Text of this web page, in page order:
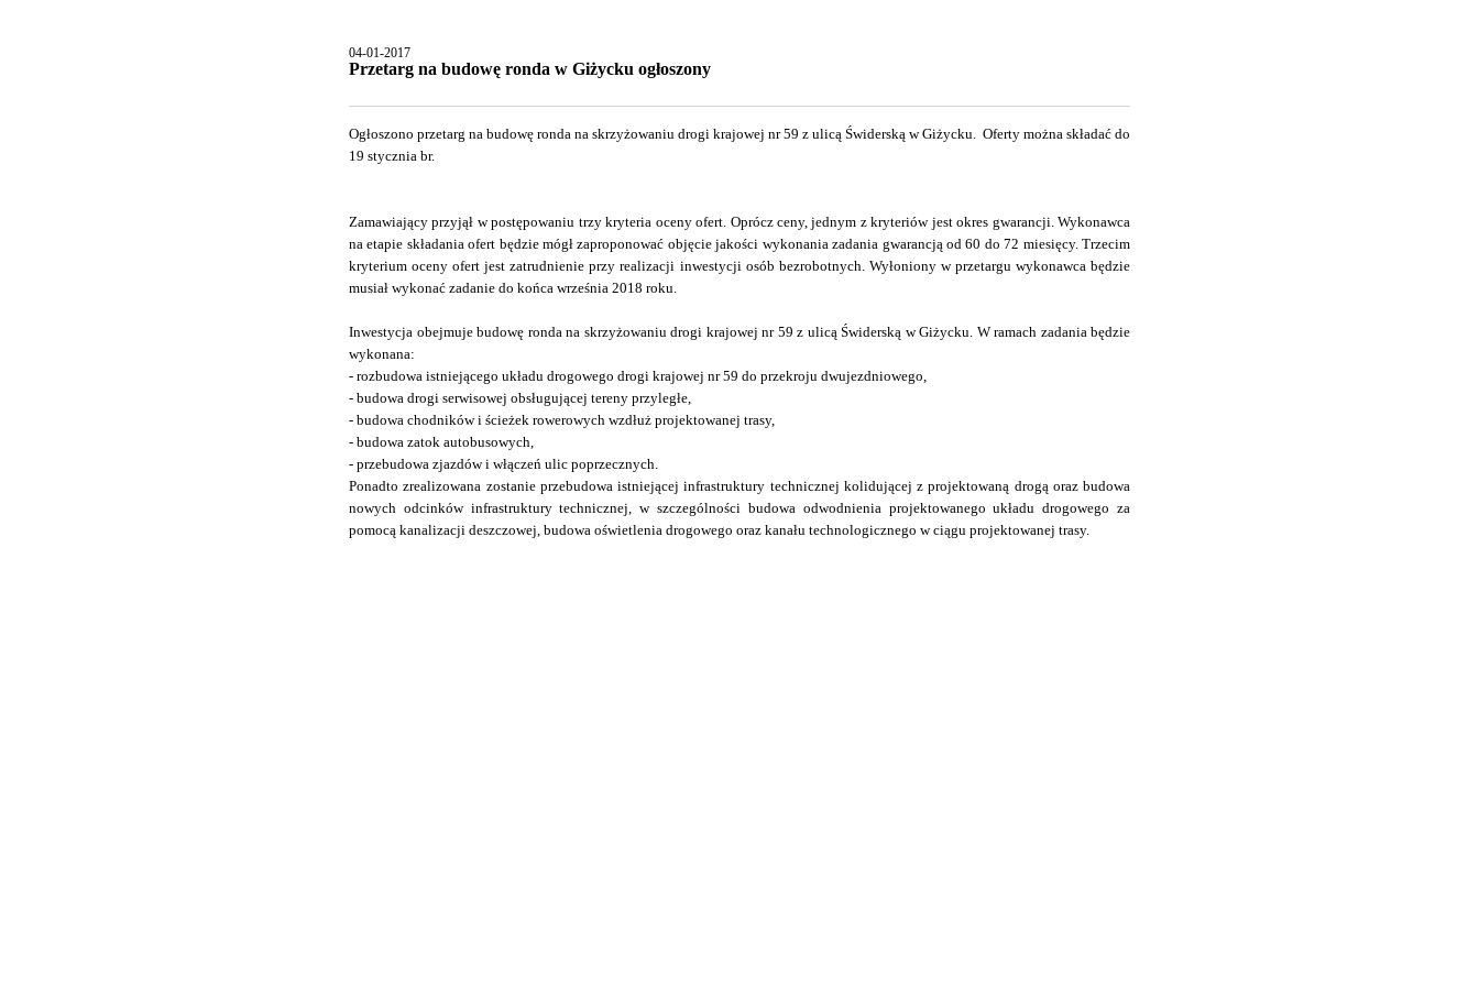
04-01-2017
Przetarg na budowę ronda w Giżycku ogłoszony
Ogłoszono przetarg na budowę ronda na skrzyżowaniu drogi krajowej nr 59 z ulicą Świderską w Giżycku. Oferty można składać do
19 stycznia br.
Zamawiający przyjął w postępowaniu trzy kryteria oceny ofert. Oprócz ceny, jednym z kryteriów jest okres gwarancji. Wykonawca
na etapie składania ofert będzie mógł zaproponować objęcie jakości wykonania zadania gwarancją od 60 do 72 miesięcy. Trzecim
kryterium oceny ofert jest zatrudnienie przy realizacji inwestycji osób bezrobotnych. Wyłoniony w przetargu wykonawca będzie
musiał wykonać zadanie do końca września 2018 roku.
Inwestycja obejmuje budowę ronda na skrzyżowaniu drogi krajowej nr 59 z ulicą Świderską w Giżycku. W ramach zadania będzie
wykonana:
- rozbudowa istniejącego układu drogowego drogi krajowej nr 59 do przekroju dwujezdniowego,
- budowa drogi serwisowej obsługującej tereny przyległe,
- budowa chodników i ścieżek rowerowych wzdłuż projektowanej trasy,
- budowa zatok autobusowych,
- przebudowa zjazdów i włączeń ulic poprzecznych.
Ponadto zrealizowana zostanie przebudowa istniejącej infrastruktury technicznej kolidującej z projektowaną drogą oraz budowa
nowych odcinków infrastruktury technicznej, w szczególności budowa odwodnienia projektowanego układu drogowego za
pomocą kanalizacji deszczowej, budowa oświetlenia drogowego oraz kanału technologicznego w ciągu projektowanej trasy.